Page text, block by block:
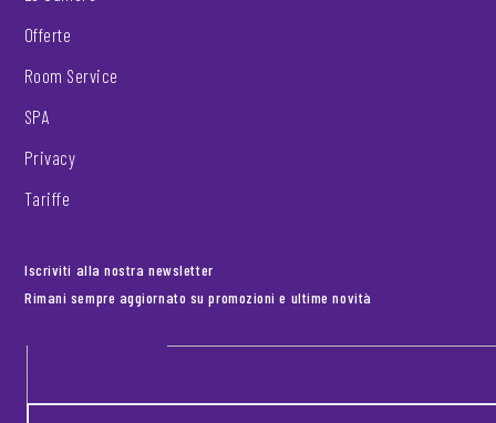
Offerte
Room Service
SPA
Privacy
Tariffe
Iscriviti alla nostra newsletter
Rimani sempre aggiornato su promozioni e ultime novità
Footer newsletter